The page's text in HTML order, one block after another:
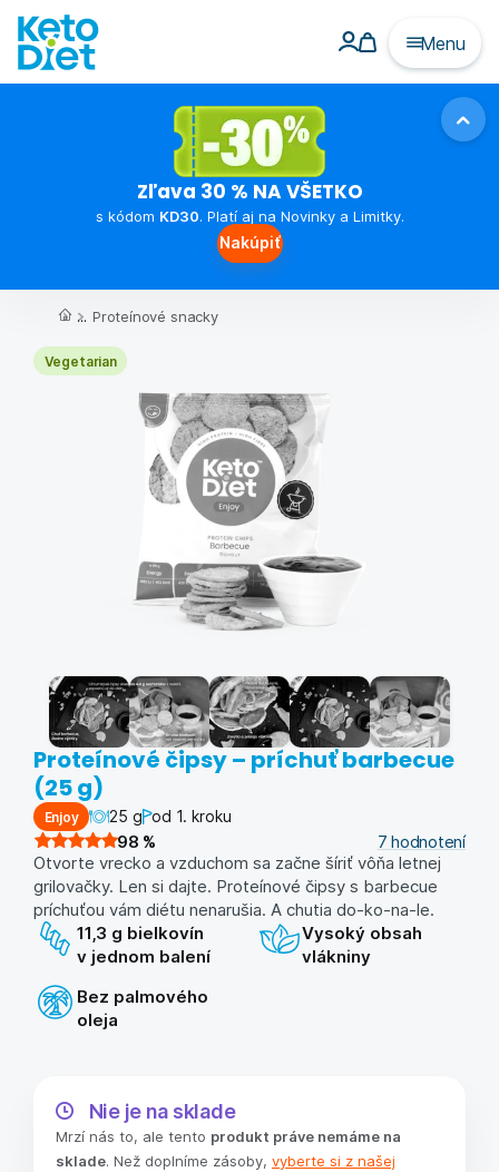
Menu
Zľava 30 % NA VŠETKO
s kódom KD30. Platí aj na Novinky a Limitky.
Nakúpiť
... Proteínové snacky
Vegetarian
Proteínové čipsy – príchuť barbecue
(25 g)
Enjoy 25 g od 1. kroku
98 % 7 hodnotení
Otvorte vrecko a vzduchom sa začne šíriť vôňa letnej
grilovačky. Len si dajte. Proteínové čipsy s barbecue
príchuťou vám diétu nenarušia. A chutia do-ko-na-le.
11,3 g bielkovín
v jednom balení
Vysoký obsah
vlákniny
Bez palmového
oleja
Nie je na sklade
Mrzí nás to, ale tento produkt práve nemáme na
sklade. Než doplníme zásoby, vyberte si z našej